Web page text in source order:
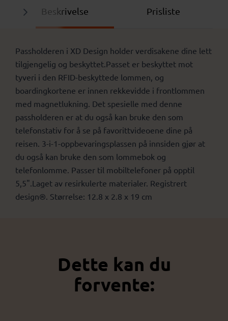
Beskrivelse Prisliste
Passholderen i XD Design holder verdisakene dine lett
tilgjengelig og beskyttet.Passet er beskyttet mot
tyveri i den RFID-beskyttede lommen, og
boardingkortene er innen rekkevidde i frontlommen
med magnetlukning. Det spesielle med denne
passholderen er at du også kan bruke den som
telefonstativ for å se på favorittvideoene dine på
reisen. 3-i-1-oppbevaringsplassen på innsiden gjør at
du også kan bruke den som lommebok og
telefonlomme. Passer til mobiltelefoner på opptil
5,5".Laget av resirkulerte materialer. Registrert
design®. Størrelse: 12.8 x 2.8 x 19 cm
Dette kan du
forvente: